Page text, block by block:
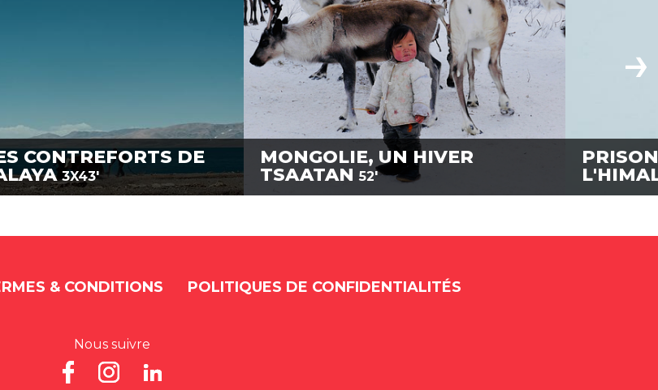
CONTREFORTS DE
3X43'
MONGOLIE, UN HIVER
TSAATAN 52'
& CONDITIONS POLITIQUES DE CONFIDENTIALITÉS
Nous suivre